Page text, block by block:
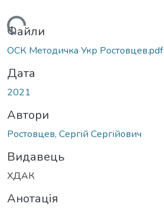
Файли
ОСК Методичка Укр Ростовцев.pdf
Дата
2021
Автори
Ростовцев, Сергій Сергійович
Видавець
ХДАК
Анотація